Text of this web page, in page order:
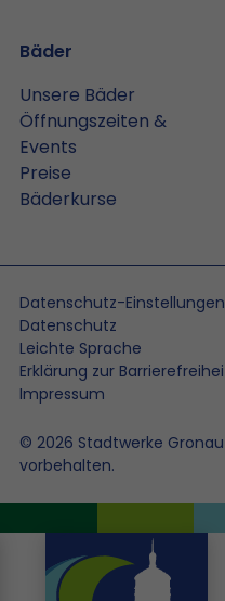
Bäder
Unsere Bäder
Öffnungszeiten &
Events
Preise
Bäderkurse
© 2026 Stadtwerke
vorbehalten.
Datenschutz-Einstellungen
Datenschutz
Leichte Sprache
Erklärung zur
Impressum